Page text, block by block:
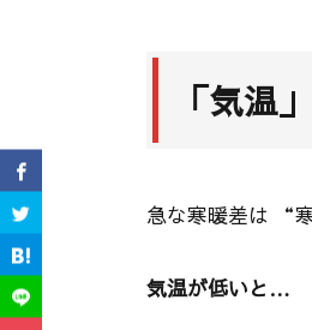
「気温
急な寒暖差は “
気温が低いと…